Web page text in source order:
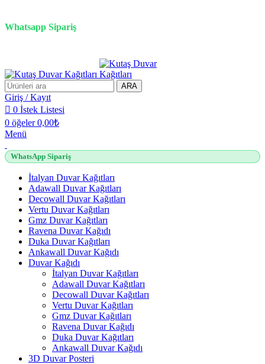
Whatsapp Sipariş
ARA
Giriş / Kayıt
0 İstek Listesi
0 öğeler 0,00₺
Menü
WhatsApp Sipariş
İtalyan Duvar Kağıtları
Adawall Duvar Kağıtları
Decowall Duvar Kağıtları
Vertu Duvar Kağıtları
Gmz Duvar Kağıtları
Ravena Duvar Kağıdı
Duka Duvar Kağıtları
Ankawall Duvar Kağıdı
Duvar Kağıdı
İtalyan Duvar Kağıtları
Adawall Duvar Kağıtları
Decowall Duvar Kağıtları
Vertu Duvar Kağıtları
Gmz Duvar Kağıtları
Ravena Duvar Kağıdı
Duka Duvar Kağıtları
Ankawall Duvar Kağıdı
3D Duvar Posteri